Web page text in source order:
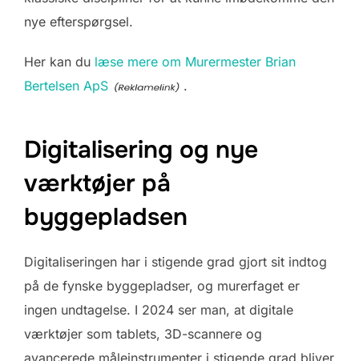
nye efterspørgsel.
Her kan du læse mere om Murermester Brian
Bertelsen ApS
.
Digitalisering og nye
værktøjer på
byggepladsen
Digitaliseringen har i stigende grad gjort sit indtog
på de fynske byggepladser, og murerfaget er
ingen undtagelse. I 2024 ser man, at digitale
værktøjer som tablets, 3D-scannere og
avancerede måleinstrumenter i stigende grad bliver